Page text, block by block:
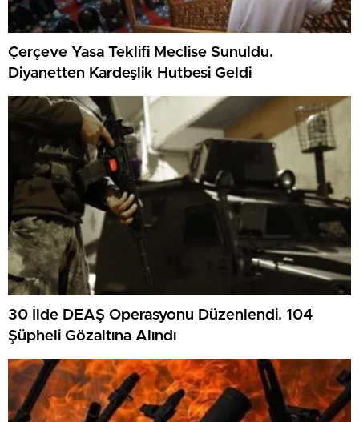
Çerçeve Yasa Teklifi Meclise Sunuldu.
Diyanetten Kardeşlik Hutbesi Geldi
30 İlde DEAŞ Operasyonu Düzenlendi. 104
Şüpheli Gözaltına Alındı